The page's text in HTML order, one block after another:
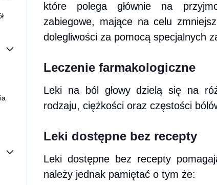
które polega głównie na
zabiegowe, mające na celu
dolegliwości za pomocą specjalnych
Leczenie farmakologiczne
Leki na ból głowy dzielą się na
rodzaju, ciężkości oraz częstości
Leki dostępne bez recepty
Leki dostępne bez recepty
należy jednak pamiętać o tym że: